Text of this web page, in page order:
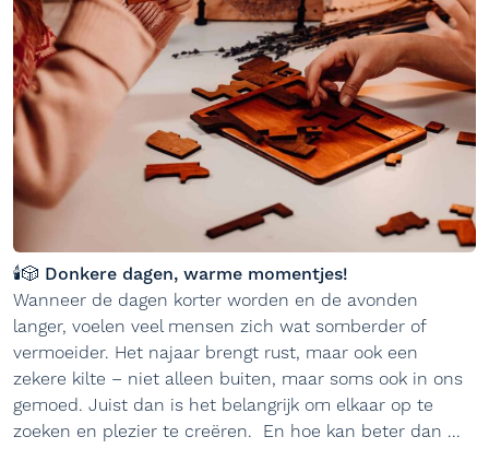
🕯️🎲 Donkere dagen, warme momentjes!
Wanneer de dagen korter worden en de avonden
langer, voelen veel mensen zich wat somberder of
vermoeider. Het najaar brengt rust, maar ook een
zekere kilte – niet alleen buiten, maar soms ook in ons
gemoed. Juist dan is het belangrijk om elkaar op te
zoeken en plezier te creëren. En hoe kan beter dan ...